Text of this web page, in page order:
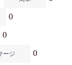
0
0
ージ 0